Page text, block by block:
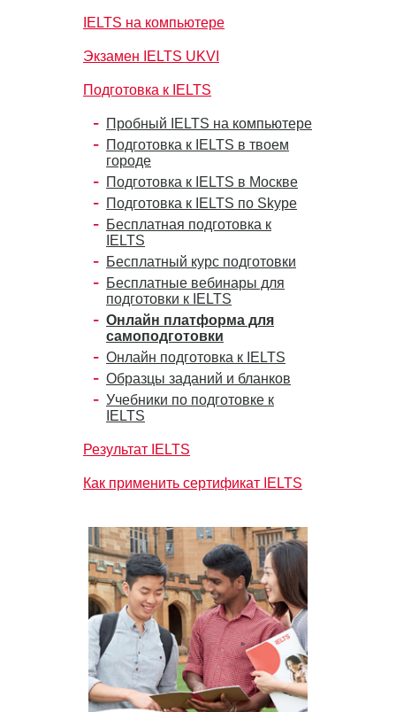
IELTS на компьютере
Экзамен IELTS UKVI
Подготовка к IELTS
Пробный IELTS на компьютере
Подготовка к IELTS в твоем
городе
Подготовка к IELTS в Москве
Подготовка к IELTS по Skype
Бесплатная подготовка к
IELTS
Бесплатный курс подготовки
Бесплатные вебинары для
подготовки к IELTS
Онлайн платформа для
самоподготовки
Онлайн подготовка к IELTS
Образцы заданий и бланков
Учебники по подготовке к
IELTS
Результат IELTS
Как применить сертификат IELTS